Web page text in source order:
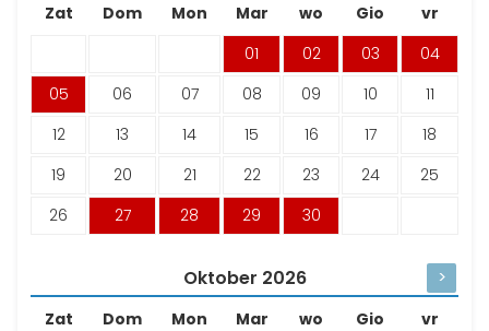
Zat Dom Mon Mar wo Gio
vr
01
02 03
04
05
06 07 08 09 10
11
12
13 14 15 16 17
18
19
20 21 22 23 24
25
26
27 28 29 30
Oktober 2026 >
Zat Dom Mon Mar wo Gio
vr